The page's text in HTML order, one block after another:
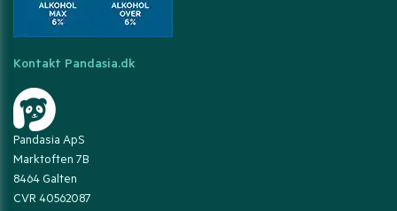
Kontakt Pandasia.dk
Pandasia ApS
Marktoften 7B
8464 Galten
CVR 40562087